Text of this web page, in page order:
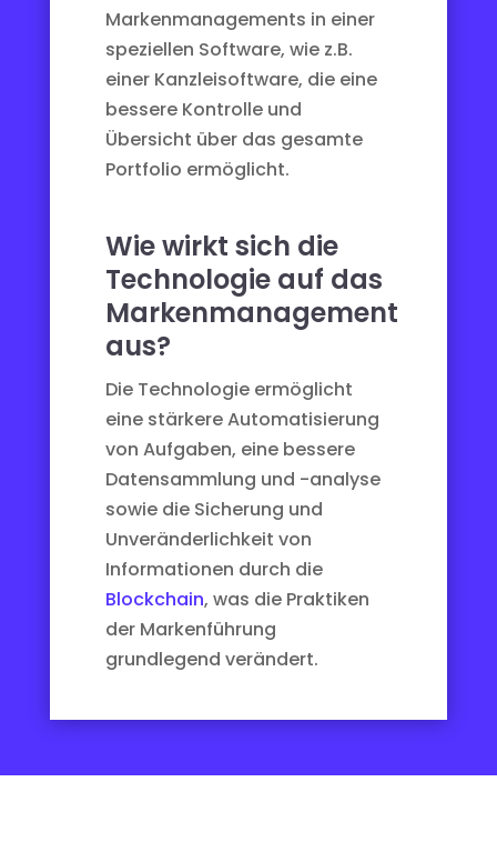
Markenmanagements in einer
speziellen Software, wie z.B.
einer Kanzleisoftware, die eine
bessere Kontrolle und
Übersicht über das gesamte
Portfolio ermöglicht.
Wie wirkt sich die
Technologie auf das
Markenmanagement
aus?
Die Technologie ermöglicht
eine stärkere Automatisierung
von Aufgaben, eine bessere
Datensammlung und -analyse
sowie die Sicherung und
Unveränderlichkeit von
Informationen durch die
Blockchain, was die Praktiken
der Markenführung
grundlegend verändert.